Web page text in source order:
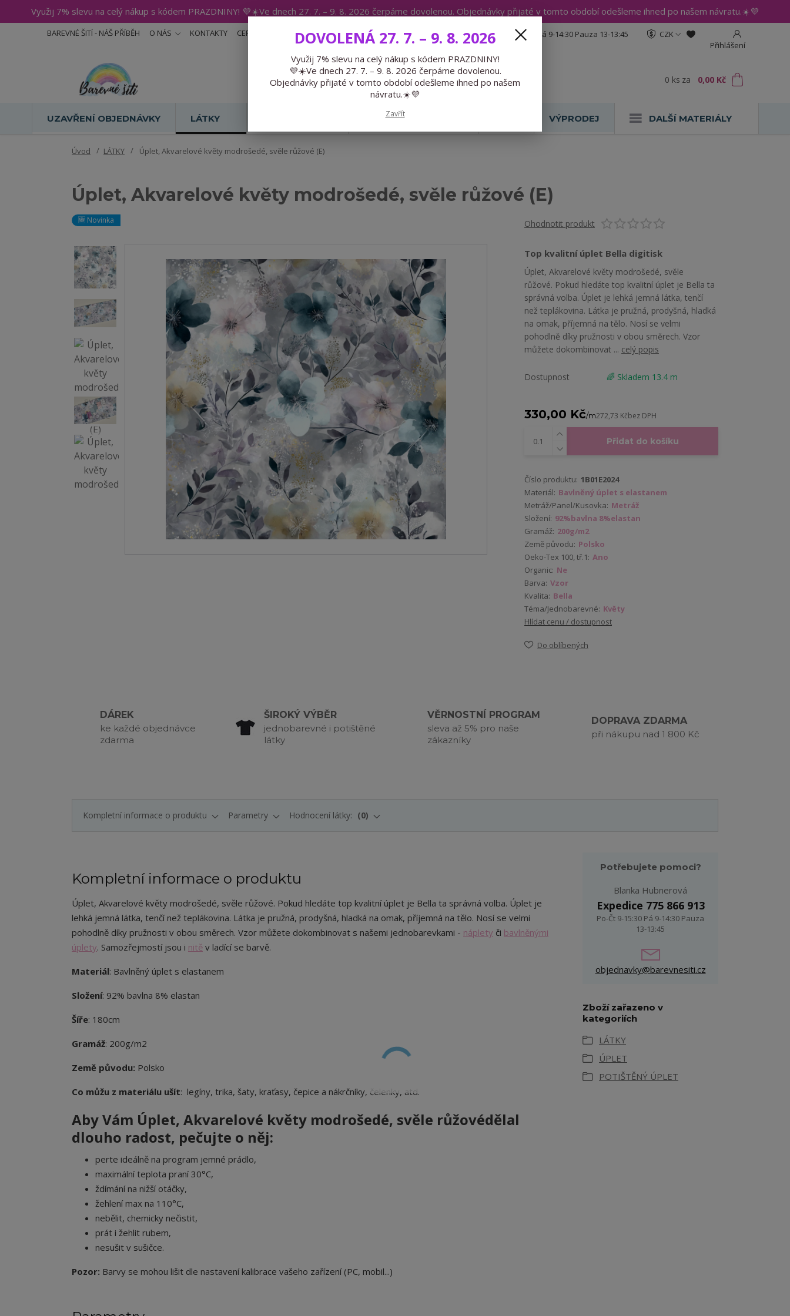
Využij 7% slevu na celý nákup s kódem PRAZDNINY! 💜☀️Ve dnech 27. 7. – 9. 8. 2026 čerpáme dovolenou. Objednávky přijaté v tomto období odešleme ihned po našem návratu.☀️💜
BAREVNÉ ŠITÍ - NÁŠ PŘÍBĚH O NÁS KONTAKTY CERTIFIKÁTY BLOG
CZK
Přihlášení
Hledat
Expedice 775 866 913 Po-Čt 9-15:30 Pá 9-14:30 Pauza 13-13:45
0 ks za 0,00 Kč
UZAVŘENÍ OBJEDNÁVKY LÁTKY PŘEDOBJEDNÁVKY VÝPRODEJ DALŠÍ MATERIÁLY
Úvod LÁTKY Úplet, Akvarelové květy modrošedé, svěle růžové (E)
Úplet, Akvarelové květy modrošedé, svěle růžové (E)
🆕 Novinka Ohodnotit produkt
Top kvalitní úplet Bella digitisk
Úplet, Akvarelové květy modrošedé, svěle
růžové. Pokud hledáte top kvalitní úplet je Bella ta
správná volba. Úplet je lehká jemná látka, tenčí
než teplákovina. Látka je pružná, prodyšná, hladká
na omak, příjemná na tělo. Nosí se velmi
pohodlně díky pružnosti v obou směrech. Vzor
můžete dokombinovat ... celý popis
Dostupnost 🌈 Skladem 13.4 m
330,00 Kč/m272,73 Kčbez DPH
Přidat do košíku
Číslo produktu: 1B01E2024
Materiál: Bavlněný úplet s elastanem
Metráž/Panel/Kusovka: Metráž
Složení: 92%bavlna 8%elastan
Gramáž: 200g/m2
Země původu: Polsko
Oeko-Tex 100, tř.1: Ano
Organic: Ne
Barva: Vzor
Kvalita: Bella
Téma/Jednobarevné: Květy
Hlídat cenu / dostupnost
Do oblíbených
DÁREK
ke každé objednávce
zdarma
ŠIROKÝ VÝBĚR
jednobarevné i potištěné
látky
VĚRNOSTNÍ PROGRAM
sleva až 5% pro naše
zákazníky
DOPRAVA ZDARMA
při nákupu nad 1 800 Kč
Kompletní informace o produktu Parametry Hodnocení látky: 0
Kompletní informace o produktu
Úplet, Akvarelové květy modrošedé, svěle růžové. Pokud hledáte top kvalitní úplet je Bella ta správná volba. Úplet je
lehká jemná látka, tenčí než teplákovina. Látka je pružná, prodyšná, hladká na omak, příjemná na tělo. Nosí se velmi
pohodlně díky pružnosti v obou směrech. Vzor můžete dokombinovat s našemi jednobarevkami - náplety či bavlněnými
úplety. Samozřejmostí jsou i nitě v ladící se barvě.
Materiál: Bavlněný úplet s elastanem
Složení: 92% bavlna 8% elastan
Šíře: 180cm
Gramáž: 200g/m2
Země původu: Polsko
Co můžu z materiálu ušít: legíny, trika, šaty, kraťasy, čepice a nákrčníky, čelenky, atd.
Aby Vám Úplet, Akvarelové květy modrošedé, svěle růžovédělal
dlouho radost, pečujte o něj:
perte ideálně na program jemné prádlo,
maximální teplota praní 30°C,
ždímání na nižší otáčky,
žehlení max na 110°C,
nebělit, chemicky nečistit,
prát i žehlit rubem,
nesušit v sušičce.
Pozor: Barvy se mohou lišit dle nastavení kalibrace vašeho zařízení (PC, mobil...)
Potřebujete pomoci?
Blanka Hubnerová
Expedice 775 866 913
Po-Čt 9-15:30 Pá 9-14:30 Pauza
13-13:45
objednavky@barevnesiti.cz
Zboží zařazeno v
kategoriích
LÁTKY
ÚPLET
POTIŠTĚNÝ ÚPLET
DOVOLENÁ 27. 7. – 9. 8. 2026
Využij 7% slevu na celý nákup s kódem PRAZDNINY!
💜☀️Ve dnech 27. 7. – 9. 8. 2026 čerpáme dovolenou.
Objednávky přijaté v tomto období odešleme ihned po našem
návratu.☀️💜
Zavřít